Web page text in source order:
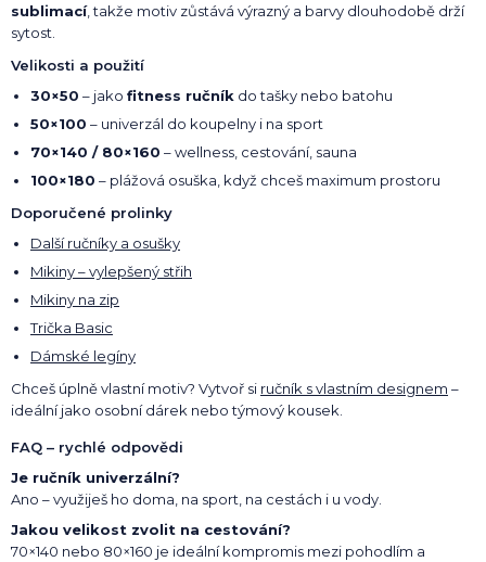
sublimací, takže motiv zůstává výrazný a barvy dlouhodobě drží
sytost.
Velikosti a použití
30×50 – jako fitness ručník do tašky nebo batohu
50×100 – univerzál do koupelny i na sport
70×140 / 80×160 – wellness, cestování, sauna
100×180 – plážová osuška, když chceš maximum prostoru
Doporučené prolinky
Další ručníky a osušky
Mikiny – vylepšený střih
Mikiny na zip
Trička Basic
Dámské legíny
Chceš úplně vlastní motiv? Vytvoř si ručník s vlastním designem –
ideální jako osobní dárek nebo týmový kousek.
FAQ – rychlé odpovědi
Je ručník univerzální?
Ano – využiješ ho doma, na sport, na cestách i u vody.
Jakou velikost zvolit na cestování?
70×140 nebo 80×160 je ideální kompromis mezi pohodlím a